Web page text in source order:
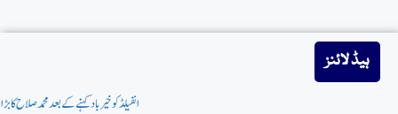
ہیڈ لائنز
انفیلڈکوخیربادکہنےکےبعدمحمدصلاح کابڑا سرپرائز:مصرکےسٹاربیٹر نےترکش کلب’طرابزون